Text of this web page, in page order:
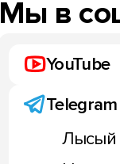
Мы в
YouTube
Telegram
Лысый